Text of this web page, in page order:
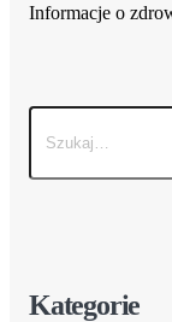
Informacje o
Kategorie